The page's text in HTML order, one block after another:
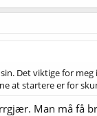
Det viktige for
at startere er for
Man må få